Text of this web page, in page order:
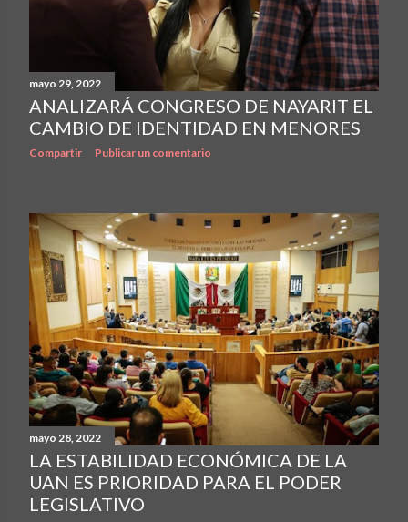
mayo 29, 2022
ANALIZARÁ CONGRESO DE NAYARIT EL
CAMBIO DE IDENTIDAD EN MENORES
Compartir Publicar un comentario
mayo 28, 2022
LA ESTABILIDAD ECONÓMICA DE LA
UAN ES PRIORIDAD PARA EL PODER
LEGISLATIVO